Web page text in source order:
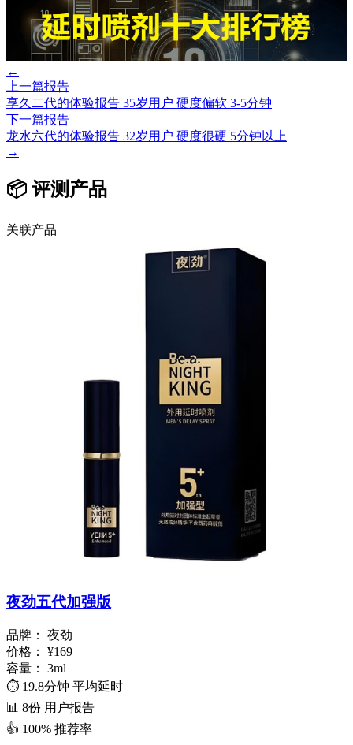
←
上一篇报告
享久二代的体验报告 35岁用户 硬度偏软 3-5分钟
下一篇报告
龙水六代的体验报告 32岁用户 硬度很硬 5分钟以上
→
📦 评测产品
关联产品
夜劲五代加强版
品牌：
夜劲
价格：
¥169
容量：
3ml
⏱️ 19.8分钟 平均延时
📊 8份 用户报告
👍 100% 推荐率